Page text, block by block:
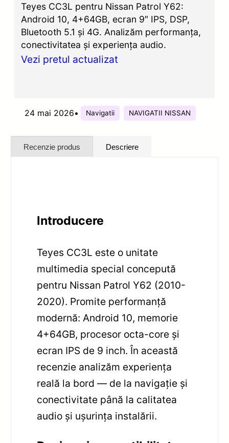
Teyes CC3L pentru Nissan Patrol Y62:
Android 10, 4+64GB, ecran 9″ IPS, DSP,
Bluetooth 5.1 și 4G. Analizăm performanța,
conectivitatea și experiența audio.
Vezi pretul actualizat
24 mai 2026• Navigatii NAVIGATII NISSAN
Recenzie produs Descriere
Introducere
Teyes CC3L este o unitate
multimedia special concepută
pentru Nissan Patrol Y62 (2010-
2020). Promite performanță
modernă: Android 10, memorie
4+64GB, procesor octa-core și
ecran IPS de 9 inch. În această
recenzie analizăm experiența
reală la bord — de la navigație și
conectivitate până la calitatea
audio și ușurința instalării.